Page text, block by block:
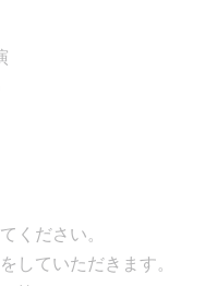
ください。
していただきます。